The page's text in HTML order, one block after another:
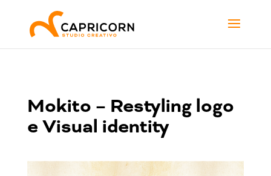
Mokito – Restyling logo
e Visual identity